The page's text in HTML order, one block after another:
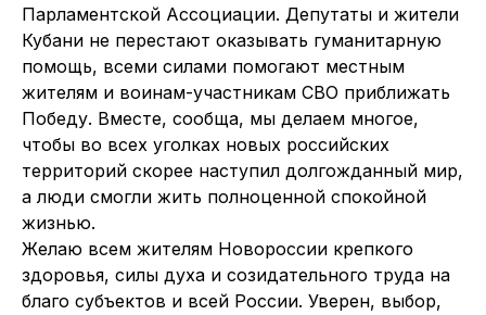
Парламентской Ассоциации. Депутаты и жители
Кубани не перестают оказывать гуманитарную
помощь, всеми силами помогают местным
жителям и воинам-участникам СВО приближать
Победу. Вместе, сообща, мы делаем многое,
чтобы во всех уголках новых российских
территорий скорее наступил долгожданный мир,
а люди смогли жить полноценной спокойной
жизнью.
Желаю всем жителям Новороссии крепкого
здоровья, силы духа и созидательного труда на
благо субъектов и всей России. Уверен, выбор,